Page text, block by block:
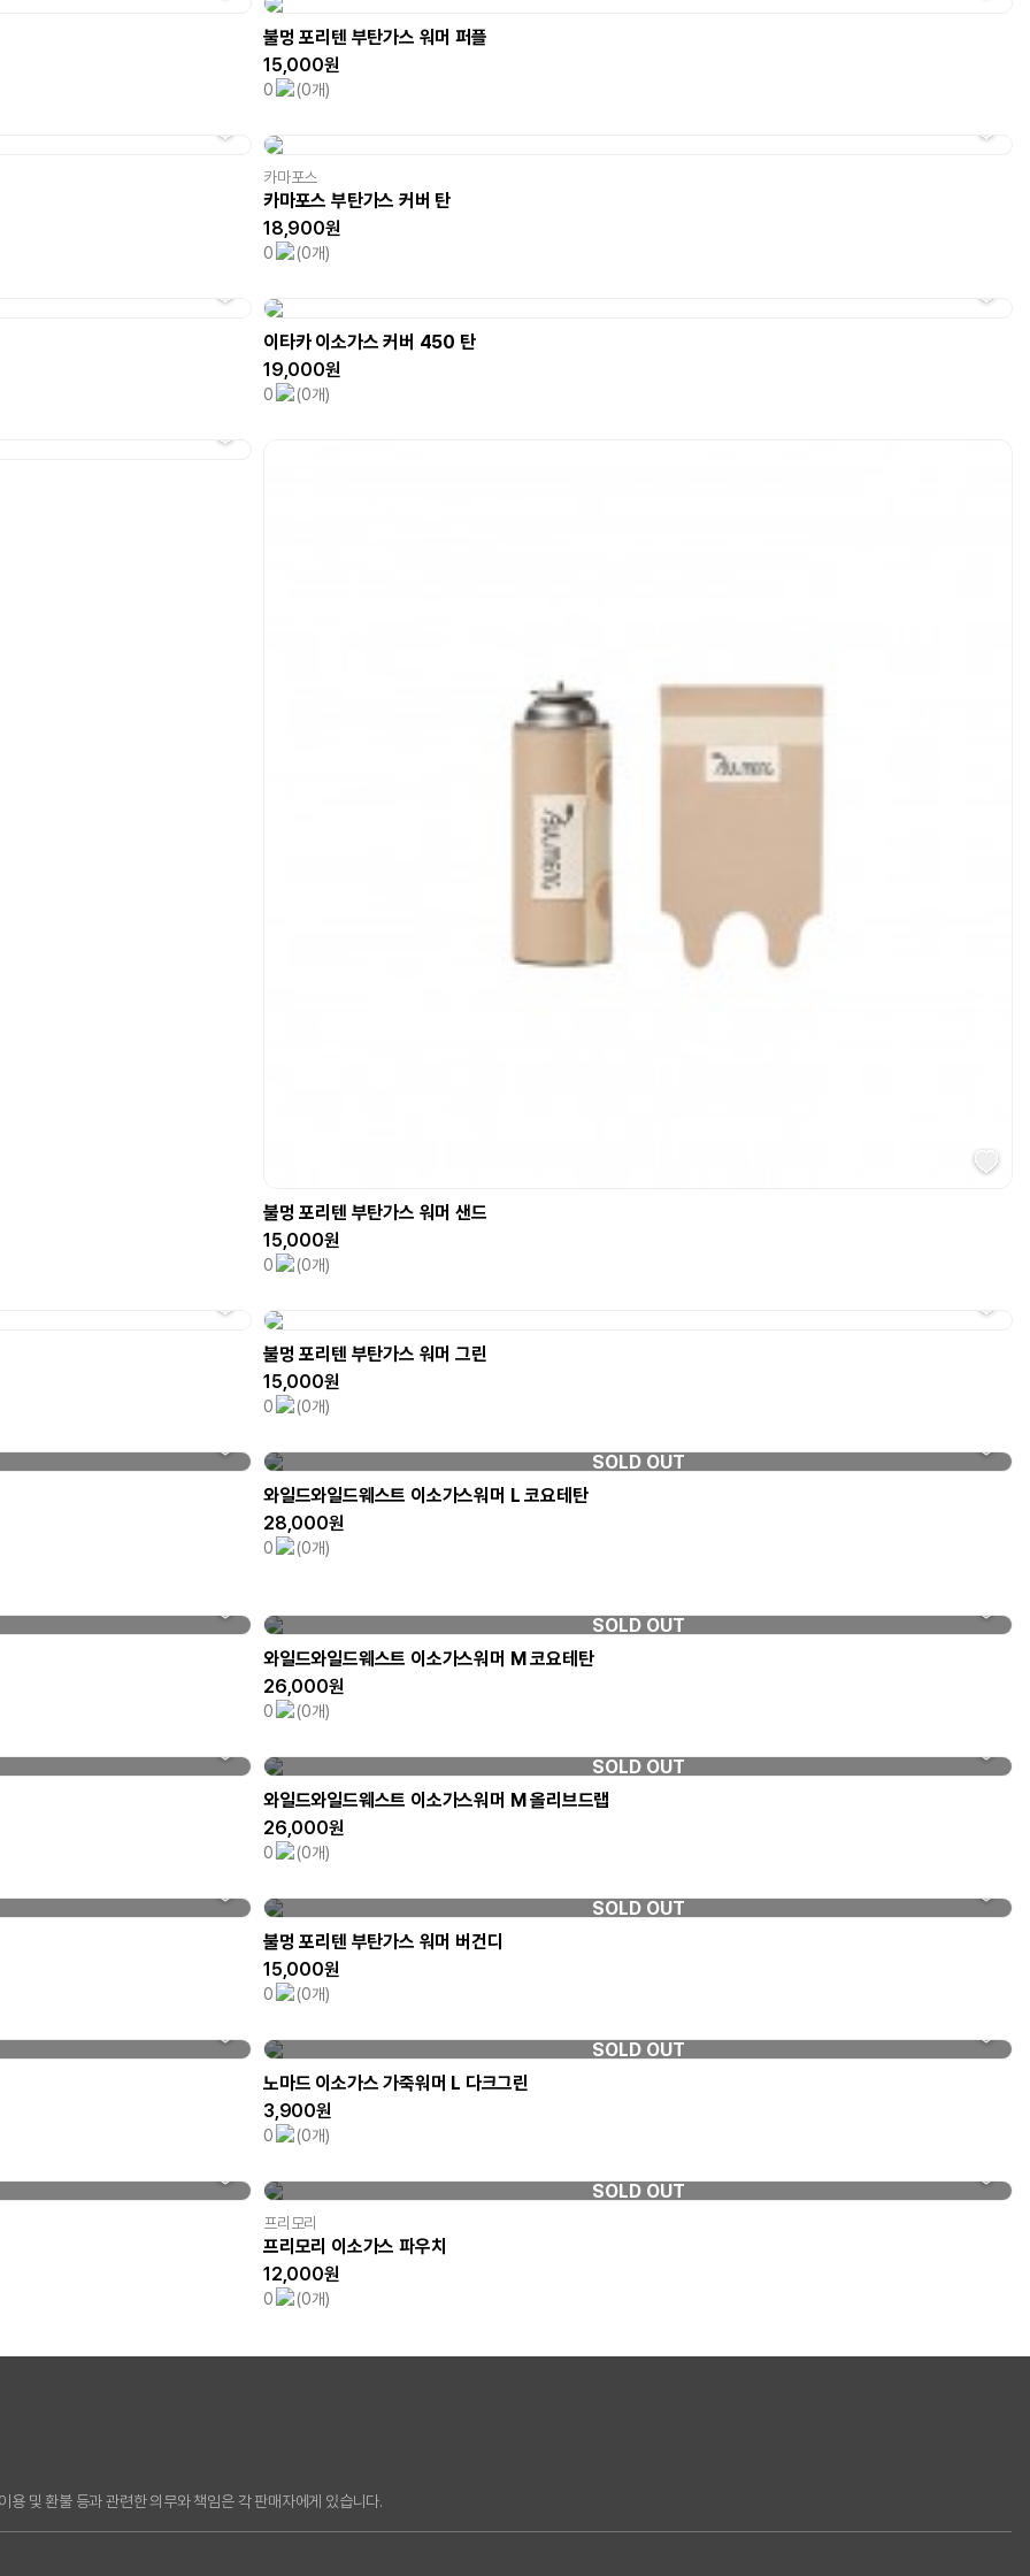
불멍 포리텐 부탄가스 워머 퍼플
15,000원
0 (0개)
카마포스
카마포스 부탄가스 커버 탄
18,900원
0 (0개)
이타카 이소가스 커버 450 탄
19,000원
0 (0개)
불멍 포리텐 부탄가스 워머 샌드
15,000원
0 (0개)
불멍 포리텐 부탄가스 워머 그린
15,000원
0 (0개)
SOLD OUT
와일드와일드웨스트 이소가스워머 L 코요테탄
28,000원
0 (0개)
SOLD OUT
와일드와일드웨스트 이소가스워머 M 코요테탄
26,000원
0 (0개)
SOLD OUT
와일드와일드웨스트 이소가스워머 M 올리브드랩
26,000원
0 (0개)
SOLD OUT
불멍 포리텐 부탄가스 워머 버건디
15,000원
0 (0개)
SOLD OUT
노마드 이소가스 가죽워머 L 다크그린
3,900원
0 (0개)
SOLD OUT
프리모리
프리모리 이소가스 파우치
12,000원
0 (0개)
및 환불 등과 관련한 의무와 책임은 각 판매자에게 있습니다.